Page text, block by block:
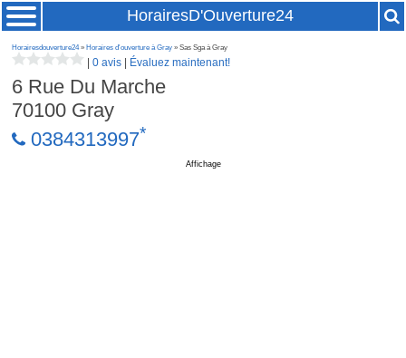
HorairesD'Ouverture24
Horairesdouverture24» Horaires d'ouverture à Gray » Sas Sga à Gray
|0 avis Évaluez maintenant!
6 Rue Du Marche
70100 Gray
0384313997*
Affichage